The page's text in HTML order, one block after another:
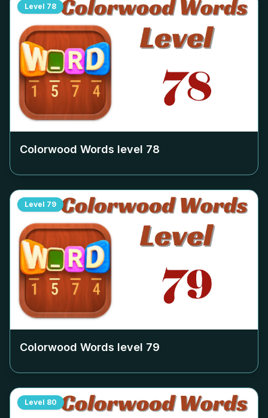
Level 78
Colorwood Words level 78
Level 79
Colorwood Words level 79
Level 80